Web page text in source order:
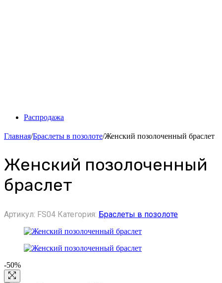
Распродажа
Главная/Браслеты в позолоте/Женский позолоченный браслет
Женский позолоченный
браслет
Артикул: FS04 Категория: Браслеты в позолоте
-50%